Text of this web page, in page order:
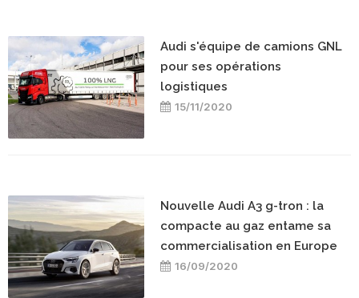
Audi s'équipe de camions GNL
pour ses opérations
logistiques
15/11/2020
Nouvelle Audi A3 g-tron : la
compacte au gaz entame sa
commercialisation en Europe
16/09/2020